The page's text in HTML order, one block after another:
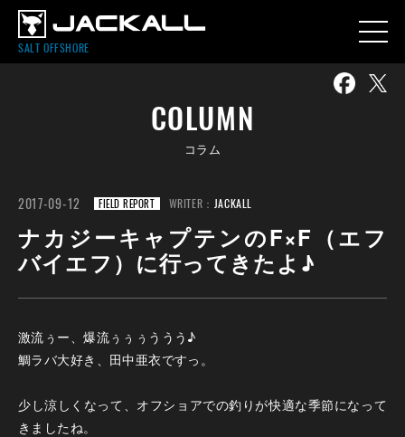
SALT OFFSHORE
COLUMN
コラム
2017-09-12 FIELD REPORT WRITER： JACKALL
ナカジーキャプテンのF×F（エフ
バイエフ）に行ってきたよ♪
激流ぅー、爆流ぅぅぅううう♪
鯛ラバ大好き、田中亜衣ですっ。
少し涼しくなって、オフショアでの釣りが快適な季節になって
きましたね。